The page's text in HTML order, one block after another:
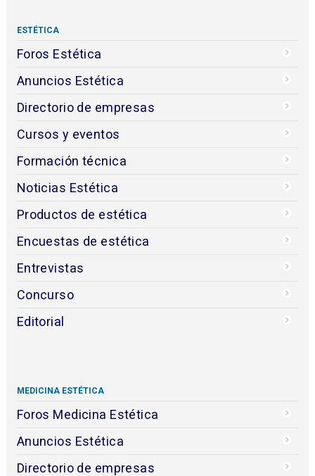
ESTÉTICA
Foros Estética
Anuncios Estética
Directorio de empresas
Cursos y eventos
Formación técnica
Noticias Estética
Productos de estética
Encuestas de estética
Entrevistas
Concurso
Editorial
MEDICINA ESTÉTICA
Foros Medicina Estética
Anuncios Estética
Directorio de empresas